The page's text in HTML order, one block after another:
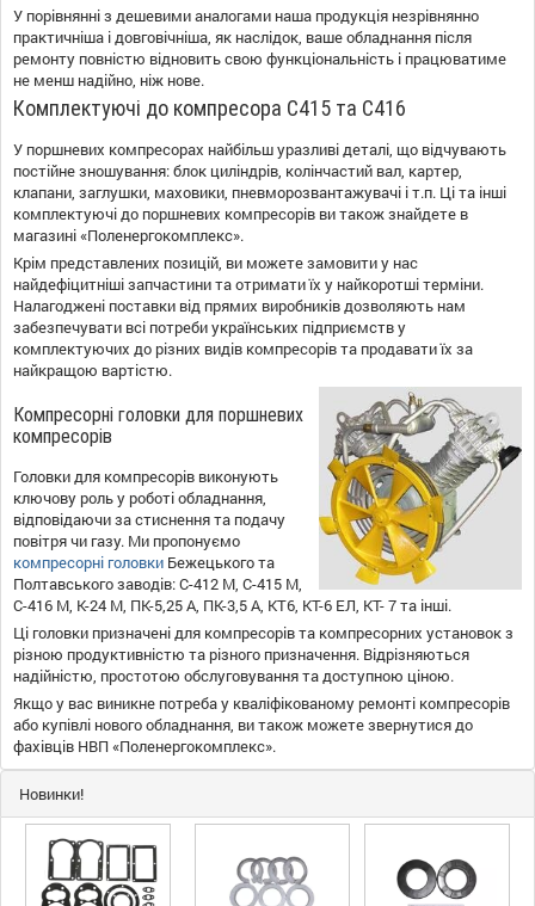
У порівнянні з дешевими аналогами наша продукція незрівнянно
практичніша і довговічніша, як наслідок, ваше обладнання після
ремонту повністю відновить свою функціональність і працюватиме
не менш надійно, ніж нове.
Комплектуючі до компресора С415 та С416
У поршневих компресорах найбільш уразливі деталі, що відчувають
постійне зношування: блок циліндрів, колінчастий вал, картер,
клапани, заглушки, маховики, пневморозвантажувачі і т.п. Ці та інші
комплектуючі до поршневих компресорів ви також знайдете в
магазині «Поленергокомплекс».
Крім представлених позицій, ви можете замовити у нас
найдефіцитніші запчастини та отримати їх у найкоротші терміни.
Налагоджені поставки від прямих виробників дозволяють нам
забезпечувати всі потреби українських підприємств у
комплектуючих до різних видів компресорів та продавати їх за
найкращою вартістю.
Компресорні головки для поршневих
компресорів
Головки для компресорів виконують
ключову роль у роботі обладнання,
відповідаючи за стиснення та подачу
повітря чи газу. Ми пропонуємо
компресорні головки Бежецького та
Полтавського заводів: С-412 М, С-415 М,
С-416 М, К-24 М, ПК-5,25 А, ПК-3,5 А, КТ6, КТ-6 ЕЛ, КТ- 7 та інші.
Ці головки призначені для компресорів та компресорних установок з
різною продуктивністю та різного призначення. Відрізняються
надійністю, простотою обслуговування та доступною ціною.
Якщо у вас виникне потреба у кваліфікованому ремонті компресорів
або купівлі нового обладнання, ви також можете звернутися до
фахівців НВП «Поленергокомплекс».
Новинки!